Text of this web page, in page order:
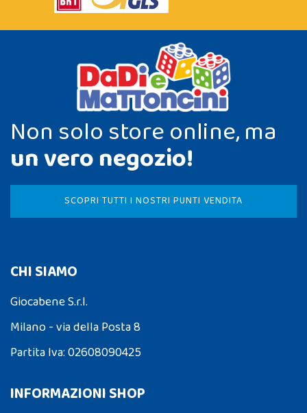
Non solo store online, ma
un vero negozio!
SCOPRI TUTTI I NOSTRI PUNTI VENDITA
CHI SIAMO
Giocabene S.r.l.
Milano - via della Posta 8
Partita Iva: 02608090425
INFORMAZIONI SHOP